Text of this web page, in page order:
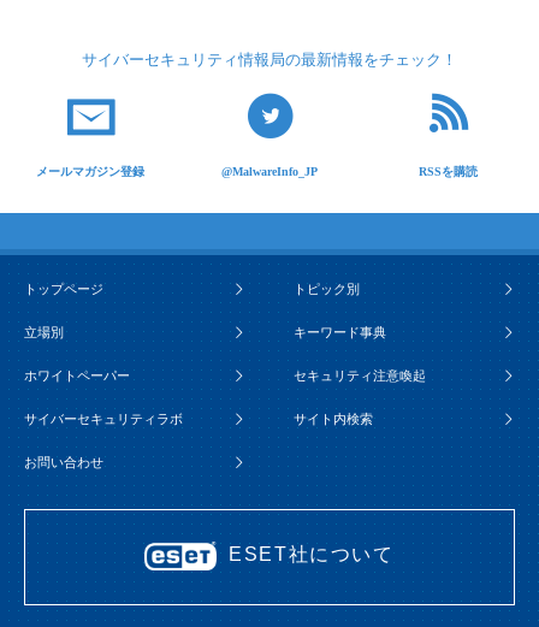
サイバーセキュリティ情報局の最新情報をチェック！
メールマガジン登録 @MalwareInfo_JP RSSを購読
トップページ トピック別
立場別 キーワード事典
ホワイトペーパー セキュリティ注意喚起
サイバーセキュリティラボ サイト内検索
お問い合わせ
ESET社について